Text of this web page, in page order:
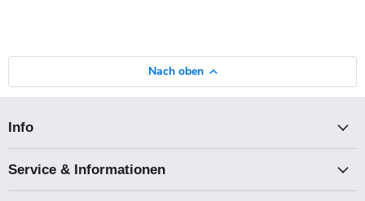
Nach oben
Info
Service & Informationen